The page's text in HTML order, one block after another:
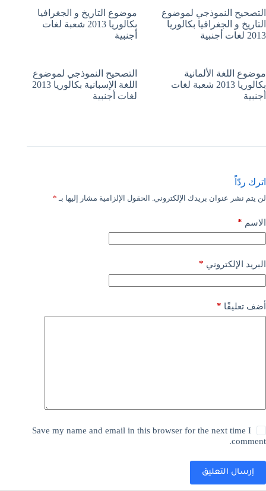
التصحيح النموذجي لموضوع
التاريخ و الجغرافيا بكالوريا
2013 لغات أجنبية
موضوع التاريخ و الجغرافيا
بكالوريا 2013 شعبة لغات
أجنبية
موضوع اللغة الألمانية
بكالوريا 2013 شعبة لغات
أجنبية
التصحيح النموذجي لموضوع
اللغة الإسبانية بكالوريا 2013
لغات أجنبية
اترك ردّاً
لن يتم نشر عنوان بريدك الإلكتروني. الحقول الإلزامية مشار إليها بـ *
الاسم *
البريد الإلكتروني *
أضف تعليقًا *
Save my name and email in this browser for the next time I
comment.
إرسال التعليق